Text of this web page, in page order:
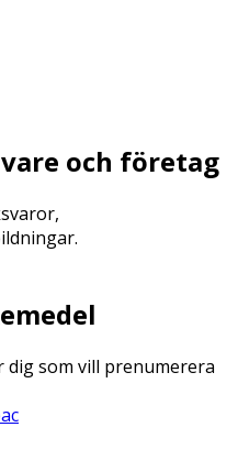
och företag
som vill prenumerera